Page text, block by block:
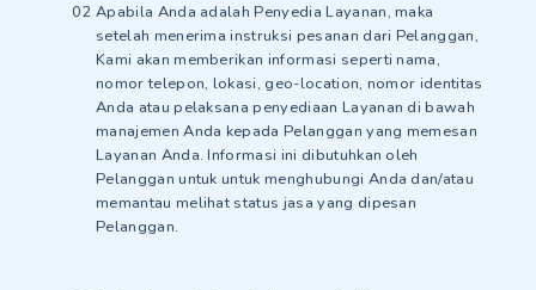
Apabila Anda adalah Penyedia Layanan, maka
setelah menerima instruksi pesanan dari Pelanggan,
Kami akan memberikan informasi seperti nama,
nomor telepon, lokasi, geo-location, nomor identitas
Anda atau pelaksana penyediaan Layanan di bawah
manajemen Anda kepada Pelanggan yang memesan
Layanan Anda. Informasi ini dibutuhkan oleh
Pelanggan untuk untuk menghubungi Anda dan/atau
memantau melihat status jasa yang dipesan
Pelanggan.